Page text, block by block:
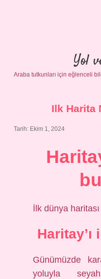
Yol
Araba tutkunları için eğlenceli
Ilk Harita
Tarih: Ekim 1, 2024
İlk dünya
Günümüzde
yoluyla